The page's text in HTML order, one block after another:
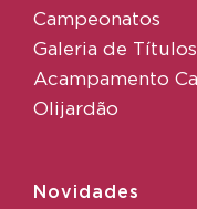
Campeonatos
Galeria de Títulos
Acampamento
Olijardão
Novidades